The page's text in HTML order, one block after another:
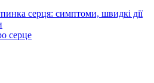
серця: симптоми, швидкі дії
серце